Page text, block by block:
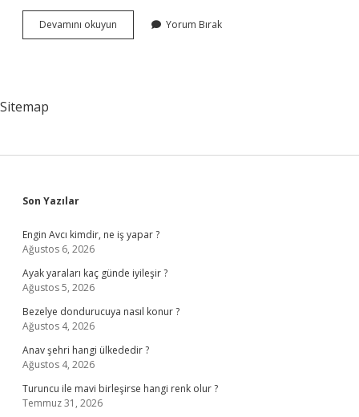
Devamını okuyun
Han
Yorum Bırak
Sitemap
Sidebar
Son Yazılar
Engin Avcı kimdir, ne iş yapar ?
Ağustos 6, 2026
Ayak yaraları kaç günde iyileşir ?
Ağustos 5, 2026
Bezelye dondurucuya nasıl konur ?
Ağustos 4, 2026
Anav şehri hangi ülkededir ?
Ağustos 4, 2026
Turuncu ile mavi birleşirse hangi renk olur ?
Temmuz 31, 2026